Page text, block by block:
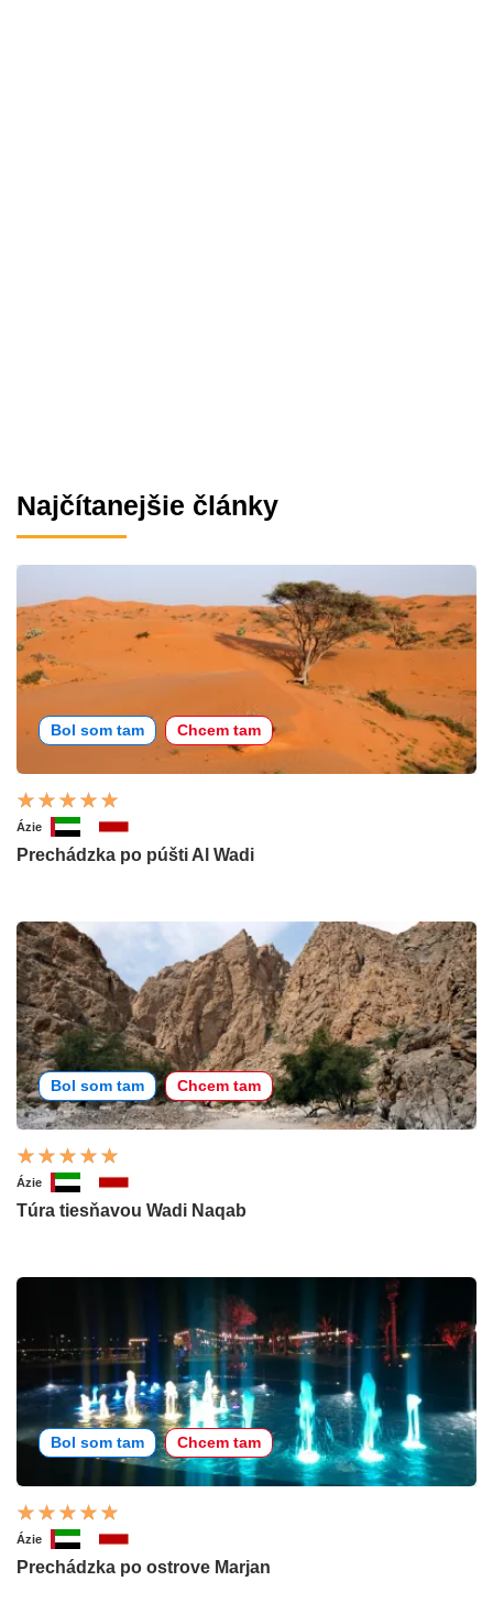
Najčítanejšie články
Bol som tam Chcem tam
Ázie
Prechádzka po púšti Al Wadi
Bol som tam Chcem tam
Ázie
Túra tiesňavou Wadi Naqab
Bol som tam Chcem tam
Ázie
Prechádzka po ostrove Marjan